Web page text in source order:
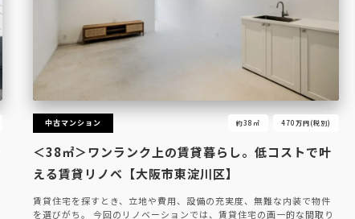
中古マンション 約38㎡ 470万円(税別)
＜38㎡＞ワンランク上の賃貸暮らし。低コストで叶
える賃貸リノベ【大阪市東淀川区】
賃貸住宅を探すとき、立地や費用、設備の充実度、無難な内装で物件
を選びがち。 今回のリノベーションでは、賃貸住宅の画一的な間取り